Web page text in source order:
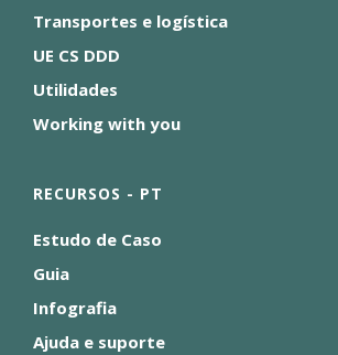
Transportes e logística
UE CS DDD
Utilidades
Working with you
RECURSOS - PT
Estudo de Caso
Guia
Infografia
Ajuda e suporte